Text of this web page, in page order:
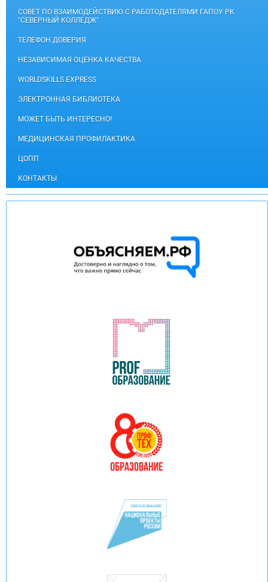
СОВЕТ ПО ВЗАИМОДЕЙСТВИЮ С РАБОТОДАТЕЛЯМИ ГАПОУ РК
"СЕВЕРНЫЙ КОЛЛЕДЖ"
ТЕЛЕФОН ДОВЕРИЯ
НЕЗАВИСИМАЯ ОЦЕНКА КАЧЕСТВА
WORLDSKILLS EXPRESS
ЭЛЕКТРОННАЯ БИБЛИОТЕКА
МОЖЕТ БЫТЬ ИНТЕРЕСНО!
МЕДИЦИНСКАЯ ПРОФИЛАКТИКА
ЦОПП
КОНТАКТЫ